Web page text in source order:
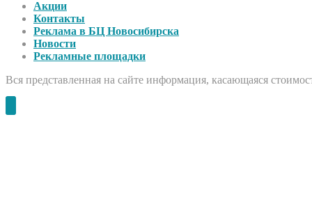
Акции
Контакты
Реклама в БЦ Новосибирска
Новости
Рекламные площадки
Вся представленная на сайте информация, касающаяся